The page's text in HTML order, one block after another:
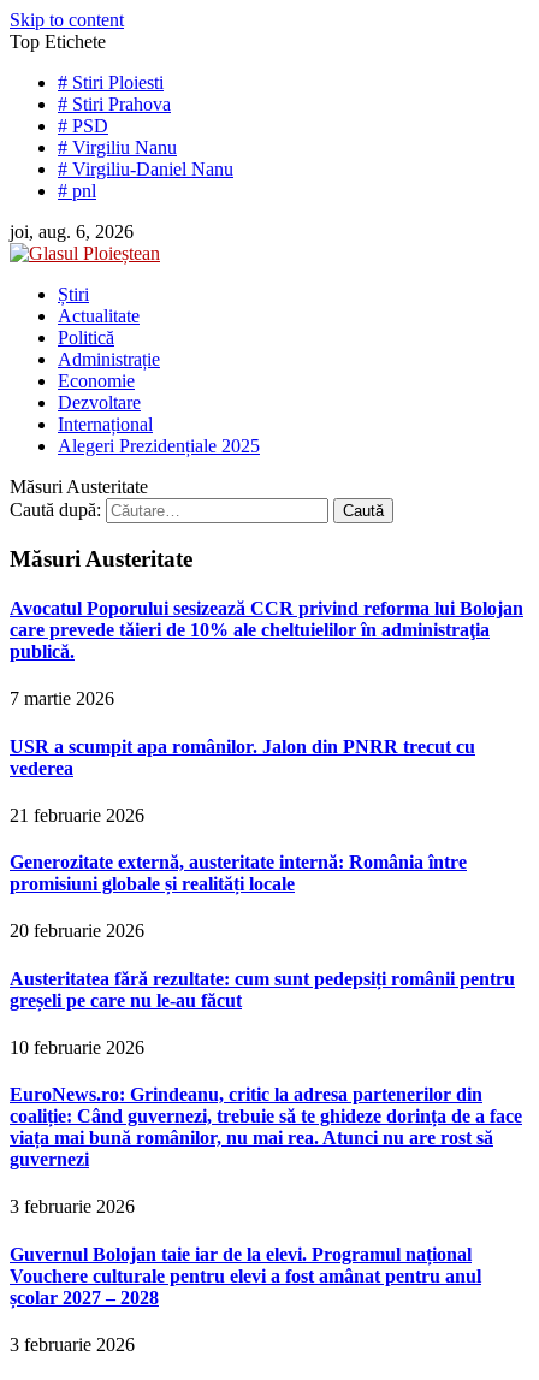
Skip to content
Top Etichete
# Stiri Ploiesti
# Stiri Prahova
# PSD
# Virgiliu Nanu
# Virgiliu-Daniel Nanu
# pnl
joi, aug. 6, 2026
Știri
Actualitate
Politică
Administrație
Economie
Dezvoltare
Internațional
Alegeri Prezidențiale 2025
Măsuri Austeritate
Caută după:
Măsuri Austeritate
Avocatul Poporului sesizează CCR privind reforma lui Bolojan
care prevede tăieri de 10% ale cheltuielilor în administraţia
publică.
7 martie 2026
USR a scumpit apa românilor. Jalon din PNRR trecut cu
vederea
21 februarie 2026
Generozitate externă, austeritate internă: România între
promisiuni globale și realități locale
20 februarie 2026
Austeritatea fără rezultate: cum sunt pedepsiți românii pentru
greșeli pe care nu le-au făcut
10 februarie 2026
EuroNews.ro: Grindeanu, critic la adresa partenerilor din
coaliție: Când guvernezi, trebuie să te ghideze dorința de a face
viața mai bună românilor, nu mai rea. Atunci nu are rost să
guvernezi
3 februarie 2026
Guvernul Bolojan taie iar de la elevi. Programul național
Vouchere culturale pentru elevi a fost amânat pentru anul
școlar 2027 – 2028
3 februarie 2026